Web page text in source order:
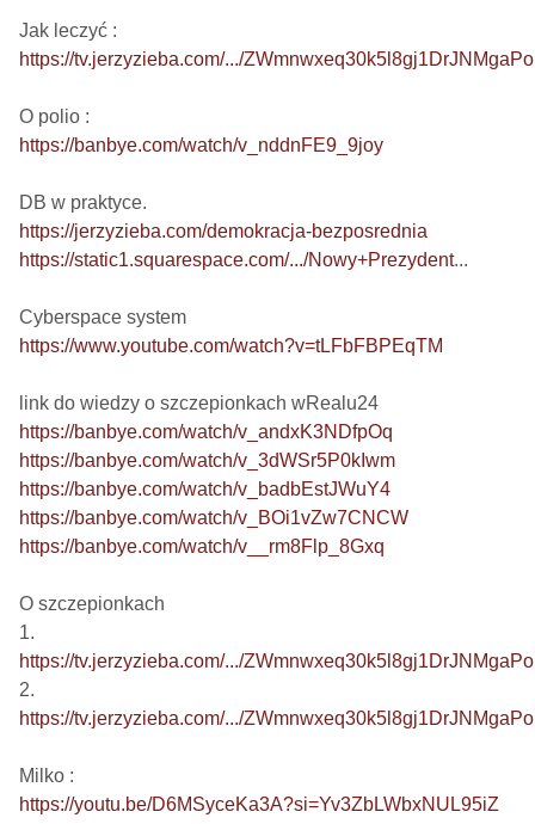
https://tv.jerzyzieba.com/.../
https://banbye.com/watch/v_nddnFE9_9joy
https://jerzyzieba.com/demokracja-bezposrednia
https://static1.squarespace.com/.../Nowy+Prezydent...
https://www.youtube.com/watch?v=tLFbFBPEqTM
https://banbye.com/watch/v_andxK3NDfpOq
https://banbye.com/watch/v_3dWSr5P0kIwm
https://banbye.com/watch/v_badbEstJWuY4
https://banbye.com/watch/v_BOi1vZw7CNCW
https://banbye.com/watch/v__rm8Flp_8Gxq
O szczepionkach
https://tv.jerzyzieba.com/.../
https://tv.jerzyzieba.com/.../
https://youtu.be/D6MSyceKa3A?si=Yv3ZbLWbxNUL95iZ